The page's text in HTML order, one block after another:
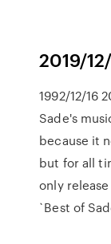
2019/
1992/12/16
Sade's
because it
but for all
only
`Best of